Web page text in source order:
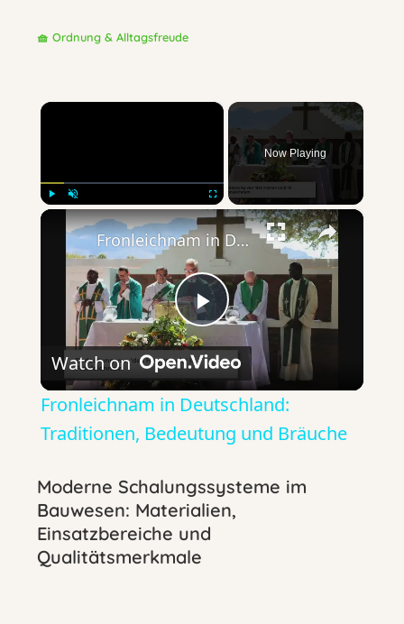
🧺 Ordnung & Alltagsfreude
×
Fullscreen
Now Playing
×
P
l
a
y
V
Fronleichnam in Deutschland: Traditionen, Bedeutung und Bräuche
Watch on
Fronleichnam in Deutschland:
Traditionen, Bedeutung und Bräuche
Moderne Schalungssysteme im
Bauwesen: Materialien,
Einsatzbereiche und
Qualitätsmerkmale